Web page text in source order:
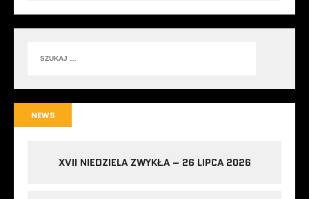
NEWS
XVII NIEDZIELA ZWYKŁA – 26 LIPCA 2026